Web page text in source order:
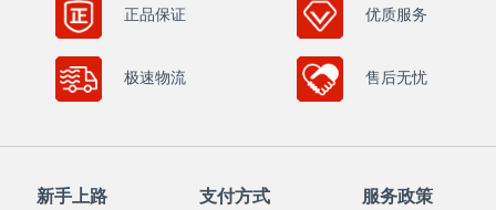
正品保证 优质服务
极速物流 售后无忧
新手上路 支付方式 服务政策